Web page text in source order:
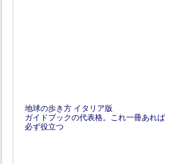
地球の歩き方 イタリア版
ガイドブックの代表格。これ一冊あれば
必ず役立つ